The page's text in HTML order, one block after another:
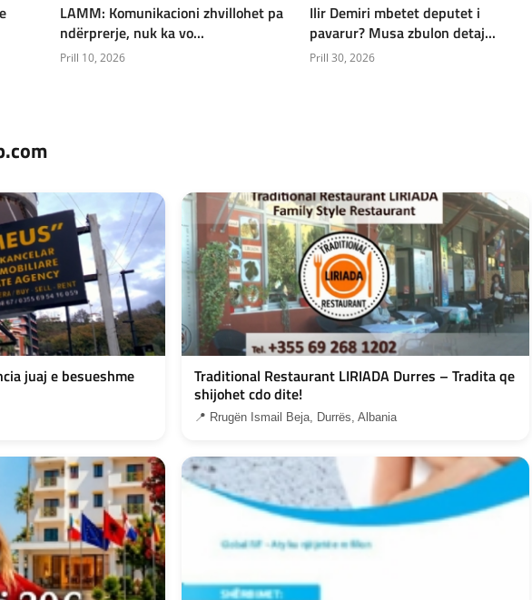
LAMM: Komunikacioni zhvillohet pa
ndërprerje, nuk ka vo...
Prill 10, 2026
Ilir Demiri mbetet deputet i
pavarur? Musa zbulon detaj...
Prill 30, 2026
juaj e besueshme
Traditional Restaurant LIRIADA Durres – Tradita qe
shijohet cdo dite!
📍 Rrugën Ismail Beja, Durrës, Albania